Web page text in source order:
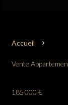
Accueil
Vente
185 000 €